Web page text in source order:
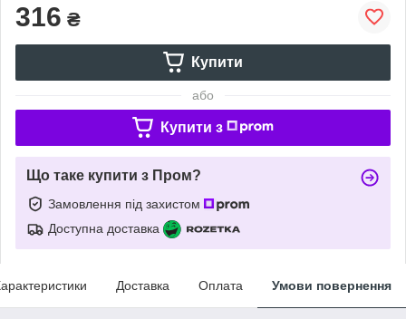
316 ₴
Купити
або
Купити з
Що таке купити з Пром?
Замовлення під захистом
Доступна доставка
Доставка Оплата Умови повернення